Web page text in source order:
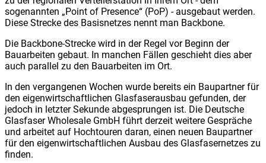
sogenannten „Point of Presence“ (PoP) - ausgebaut werden.
Diese Strecke des Basisnetzes nennt man Backbone.
Die Backbone-Strecke wird in der Regel vor Beginn der
Bauarbeiten gebaut. In manchen Fällen geschieht dies aber
auch parallel zu den Bauarbeiten im Ort.
In den vergangenen Wochen wurde bereits ein Baupartner für
den eigenwirtschaftlichen Glasfaserausbau gefunden, der
jedoch in letzter Sekunde abgesprungen ist. Die Deutsche
Glasfaser Wholesale GmbH führt derzeit weitere Gespräche
und arbeitet auf Hochtouren daran, einen neuen Baupartner
für den eigenwirtschaftlichen Ausbau des Glasfasernetzes zu
finden.